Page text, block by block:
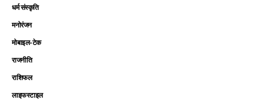
धर्म संस्कृति
मनोरंजन
मोबाइल-टेक
राजनीति
राशिफल
लाइफस्टाइल